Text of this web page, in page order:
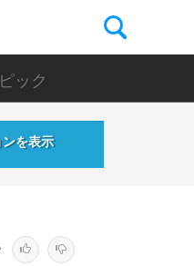
ック
を表示